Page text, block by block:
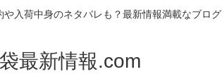
入荷中身のネタバレも？最新情報満載なブログ
最新情報.com